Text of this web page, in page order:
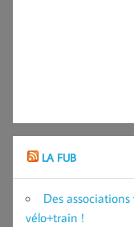
LA FUB
Des
vélo+train !